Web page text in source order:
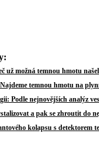
už možná temnou hmotu
temnou hmotu na
Podle nejnovějších analýz
a pak se zhroutit do
kolapsu s detektorem